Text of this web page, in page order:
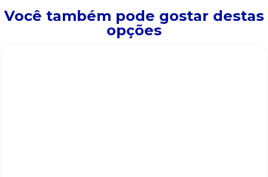
Você também pode gostar destas
opções